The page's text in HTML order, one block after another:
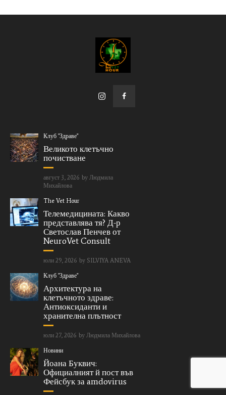
Клуб "Здраве"
Великото клетъчно
почистване
август 3, 2026 by Людмила
Михайлова
The Vet Hour
Телемедицината: Какво
представлява тя? Д-р
Светослав Пенчев от
NeuroVet Consult
юли 29, 2026 by SILVIYA ANEVA
Клуб "Здраве"
Архитектура на
клетъчното здраве:
Антиоксиданти и
хранителна плътност
юли 27, 2026 by Людмила Михайлова
Новини
Йоана Буквич:
Официалният й пост във
Фейсбук за amdovirus